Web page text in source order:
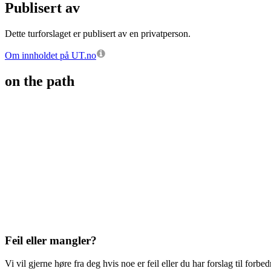
Publisert av
Dette turforslaget er publisert av en privatperson.
Om innholdet på UT.no
on the path
Feil eller mangler?
Vi vil gjerne høre fra deg hvis noe er feil eller du har forslag til